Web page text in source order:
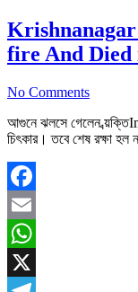
Krishnanagar:
fire And
No Comments
আগুনে ঝলসে গেলেন
চিৎকার। তবে শেষ রক্ষা হল
Facebook
Email
WhatsApp